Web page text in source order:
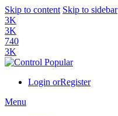
Skip to content Skip to sidebar
3K
3K
740
3K
Login orRegister
Menu